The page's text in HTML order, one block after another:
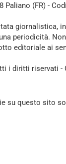
Paliano (FR) -
giornalistica,
periodicità.
editoriale ai
i diritti riservati -
su questo sito